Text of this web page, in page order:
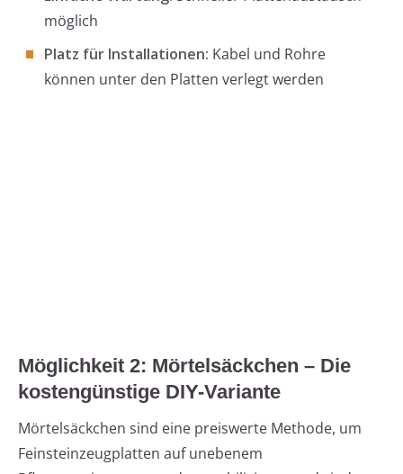
möglich
Platz für Installationen: Kabel und Rohre
können unter den Platten verlegt werden
Möglichkeit 2: Mörtelsäckchen – Die
kostengünstige DIY-Variante
Mörtelsäckchen sind eine preiswerte Methode, um
Feinsteinzeugplatten auf unebenem